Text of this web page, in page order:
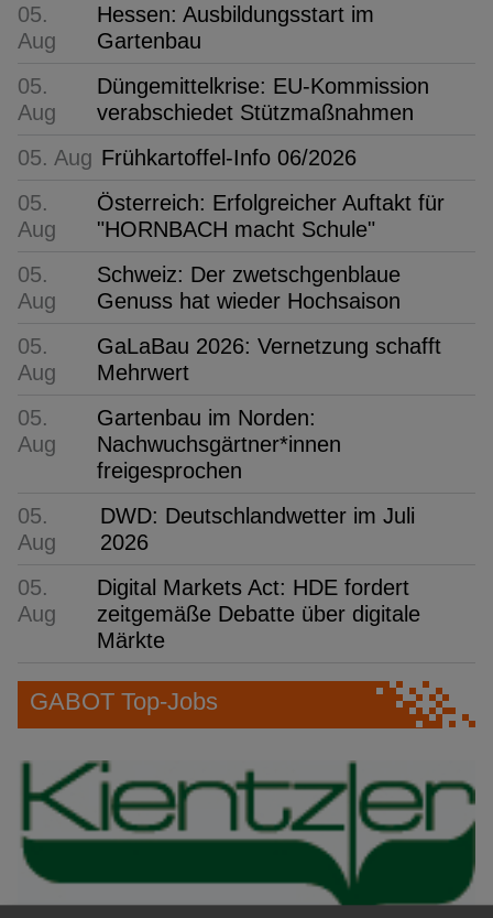
05.
Aug
Hessen: Ausbildungsstart im
Gartenbau
05.
Aug
Düngemittelkrise: EU-Kommission
verabschiedet Stützmaßnahmen
05. Aug Frühkartoffel-Info 06/2026
05.
Aug
Österreich: Erfolgreicher Auftakt für
"HORNBACH macht Schule"
05.
Aug
Schweiz: Der zwetschgenblaue
Genuss hat wieder Hochsaison
05.
Aug
GaLaBau 2026: Vernetzung schafft
Mehrwert
05.
Aug
Gartenbau im Norden:
Nachwuchsgärtner*innen
freigesprochen
05.
Aug
DWD: Deutschlandwetter im Juli
2026
05.
Aug
Digital Markets Act: HDE fordert
zeitgemäße Debatte über digitale
Märkte
GABOT Top-Jobs